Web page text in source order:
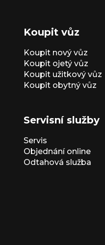
Koupit vůz
Koupit nový vůz
Koupit ojetý vůz
Koupit užitkový vůz
Koupit obytný vůz
Servisní služby
Servis
Objednání online
Odtahová služba